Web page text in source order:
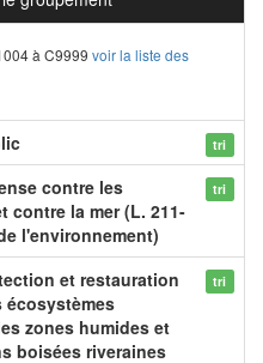
à C9999 voir la liste des
tri
contre les
contre la mer (L. 211-
l'environnement)
tri
et restauration
écosystèmes
zones humides et
boisées riveraines
tri